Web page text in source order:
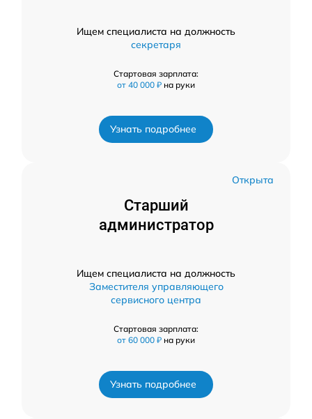
Ищем специалиста на должность
секретаря
Стартовая зарплата:
от 40 000 ₽ на руки
Узнать подробнее
Открыта
Старший
администратор
Ищем специалиста на должность
Заместителя управляющего
сервисного центра
Стартовая зарплата:
от 60 000 ₽ на руки
Узнать подробнее